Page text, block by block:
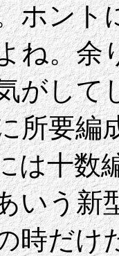
ホント
ね。余
がして
所要編
は十数
いう新
時だけ